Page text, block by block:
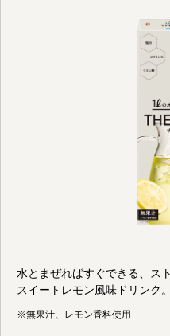
水とまぜればすぐできる、ス
スイートレモン風味ドリンク
※無果汁、レモン香料使用